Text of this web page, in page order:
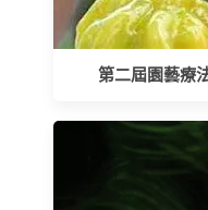
第二屆園藝療